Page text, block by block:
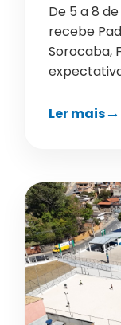
De 5 a 8
recebe
Sorocaba,
Ler mais